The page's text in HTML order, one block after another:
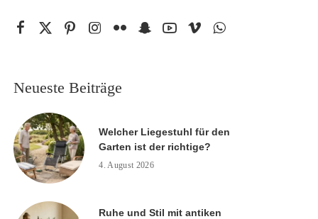
Neueste Beiträge
Welcher Liegestuhl für den
Garten ist der richtige?
4. August 2026
Ruhe und Stil mit antiken